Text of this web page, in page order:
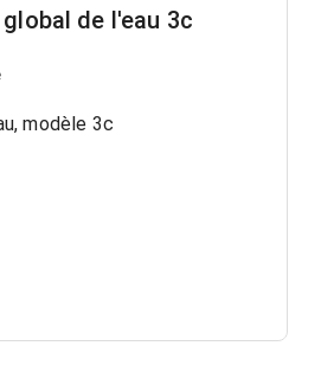
de l'eau 3c
modèle 3c